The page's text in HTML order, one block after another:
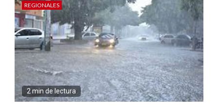
REGIONALES
2 min de lectura